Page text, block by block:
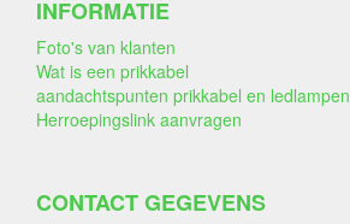
INFORMATIE
Foto's van klanten
Wat is een prikkabel
aandachtspunten prikkabel en ledlampen
Herroepingslink aanvragen
CONTACT GEGEVENS